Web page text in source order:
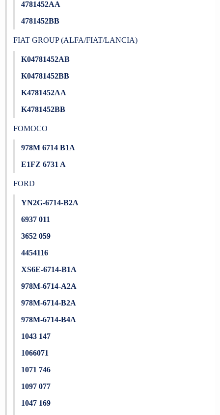
4781452AA
4781452BB
FIAT GROUP (ALFA/FIAT/LANCIA)
K04781452AB
K04781452BB
K4781452AA
K4781452BB
FOMOCO
978M 6714 B1A
E1FZ 6731 A
FORD
YN2G-6714-B2A
6937 011
3652 059
4454116
XS6E-6714-B1A
978M-6714-A2A
978M-6714-B2A
978M-6714-B4A
1043 147
1066071
1071 746
1097 077
1047 169